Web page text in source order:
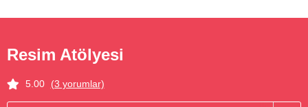
Resim Atölyesi
5.00 (3 yorumlar)